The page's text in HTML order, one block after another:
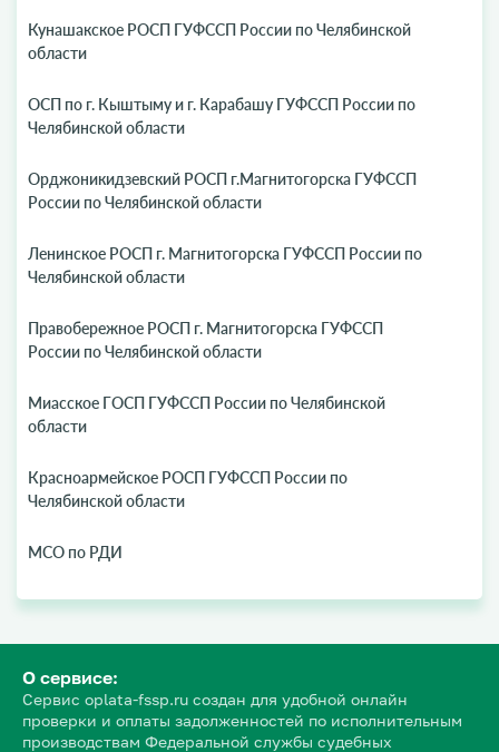
Кунашакское РОСП ГУФССП России по Челябинской
области
ОСП по г. Кыштыму и г. Карабашу ГУФССП России по
Челябинской области
Орджоникидзевский РОСП г.Магнитогорска ГУФССП
России по Челябинской области
Ленинское РОСП г. Магнитогорска ГУФССП России по
Челябинской области
Правобережное РОСП г. Магнитогорска ГУФССП
России по Челябинской области
Миасское ГОСП ГУФССП России по Челябинской
области
Красноармейское РОСП ГУФССП России по
Челябинской области
МСО по РДИ
О сервисе:
Сервис oplata-fssp.ru создан для удобной онлайн
проверки и оплаты задолженностей по исполнительным
производствам Федеральной службы судебных